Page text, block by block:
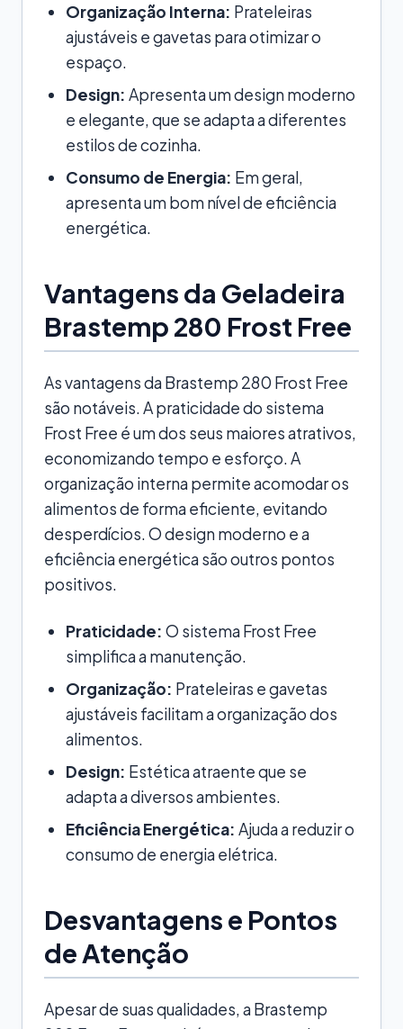
Organização Interna: Prateleiras
ajustáveis e gavetas para otimizar o
espaço.
Design: Apresenta um design moderno
e elegante, que se adapta a diferentes
estilos de cozinha.
Consumo de Energia: Em geral,
apresenta um bom nível de eficiência
energética.
Vantagens da Geladeira
Brastemp 280 Frost Free
As vantagens da Brastemp 280 Frost Free
são notáveis. A praticidade do sistema
Frost Free é um dos seus maiores atrativos,
economizando tempo e esforço. A
organização interna permite acomodar os
alimentos de forma eficiente, evitando
desperdícios. O design moderno e a
eficiência energética são outros pontos
positivos.
Praticidade: O sistema Frost Free
simplifica a manutenção.
Organização: Prateleiras e gavetas
ajustáveis facilitam a organização dos
alimentos.
Design: Estética atraente que se
adapta a diversos ambientes.
Eficiência Energética: Ajuda a reduzir o
consumo de energia elétrica.
Desvantagens e Pontos
de Atenção
Apesar de suas qualidades, a Brastemp